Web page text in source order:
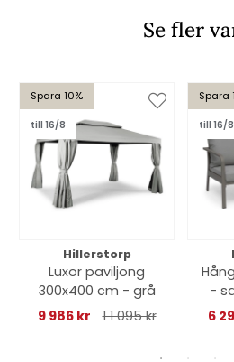
Se fler
Spara 10%
till 16/8
Hillerstorp
Luxor paviljong
300x400 cm - grå
9 986 kr
1 1 095 kr
Spara
till 16/8
-
6